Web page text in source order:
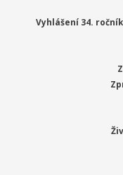
Vyhlášení 34.